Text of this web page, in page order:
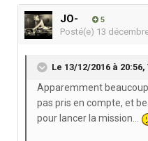
JO- 5
Posté(e) 13
Le 13/12/2016 à 20:56,
Apparemment
pas pris en compte, et
pour lancer la mission...